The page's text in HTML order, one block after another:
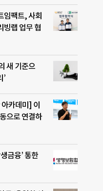
임팩트, 사회
빙랩 업무 협
새 기준으
카데미] 이
으로 연결하
금융’ 통한